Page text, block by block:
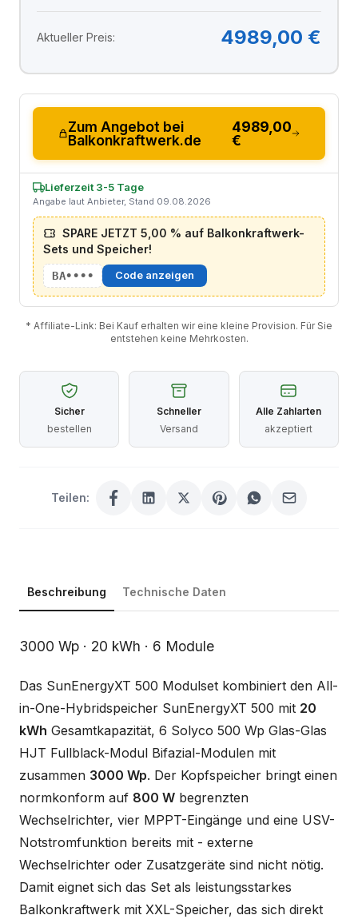
Aktueller Preis: 4989,00 €
Zum Angebot bei
Balkonkraftwerk.de
4989,00
€
Lieferzeit 3-5 Tage
Angabe laut Anbieter, Stand 09.08.2026
SPARE JETZT 5,00 % auf Balkonkraftwerk-
Sets und Speicher!
BA•••• Code anzeigen
* Affiliate-Link: Bei Kauf erhalten wir eine kleine Provision. Für Sie
entstehen keine Mehrkosten.
Sicher
bestellen
Schneller
Versand
Alle Zahlarten
akzeptiert
Teilen:
Beschreibung Technische Daten
Beschreibung
3000 Wp · 20 kWh · 6 Module
Das SunEnergyXT 500 Modulset kombiniert den All-
in-One-Hybridspeicher SunEnergyXT 500 mit 20
kWh Gesamtkapazität, 6 Solyco 500 Wp Glas-Glas
HJT Fullblack-Modul Bifazial-Modulen mit
zusammen 3000 Wp. Der Kopfspeicher bringt einen
normkonform auf 800 W begrenzten
Wechselrichter, vier MPPT-Eingänge und eine USV-
Notstromfunktion bereits mit - externe
Wechselrichter oder Zusatzgeräte sind nicht nötig.
Damit eignet sich das Set als leistungsstarkes
Balkonkraftwerk mit XXL-Speicher, das sich direkt